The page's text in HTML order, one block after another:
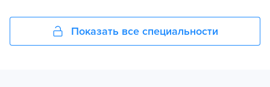
Показать все специальности